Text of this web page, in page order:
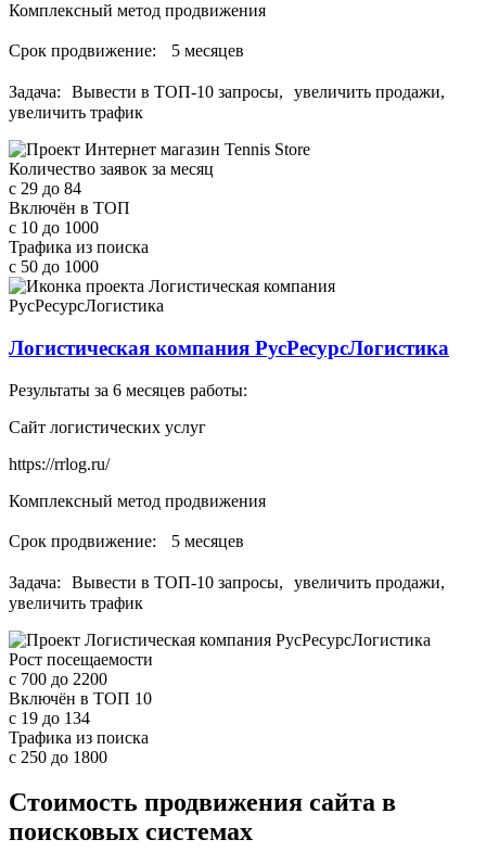
Комплексный метод продвижения
Срок продвижение: 5 месяцев
Задача: Вывести в ТОП-10 запросы, увеличить продажи,
увеличить трафик
Количество заявок за месяц
с 29 до 84
Включён в ТОП
с 10 до 1000
Трафика из поиска
с 50 до 1000
Логистическая компания РусРесурсЛогистика
Результаты за 6 месяцев работы:
Сайт логистических услуг
https://rrlog.ru/
Комплексный метод продвижения
Срок продвижение: 5 месяцев
Задача: Вывести в ТОП-10 запросы, увеличить продажи,
увеличить трафик
Рост посещаемости
с 700 до 2200
Включён в ТОП 10
с 19 до 134
Трафика из поиска
с 250 до 1800
Стоимость продвижения сайта в
поисковых системах